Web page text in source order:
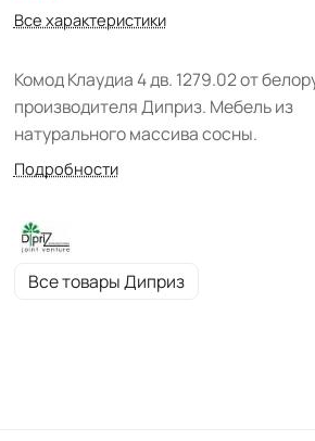
Все характеристики
Комод Клаудиа 4 дв. 1279.02 от
производителя Диприз. Мебель из
натурального массива сосны.
Подробности
Все товары Диприз